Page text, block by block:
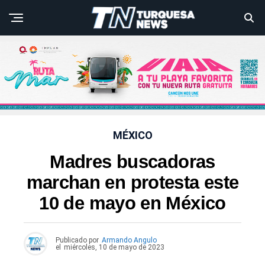
MÉXICO
Madres buscadoras
marchan en protesta este
10 de mayo en México
Publicado por Armando Angulo
el
miércoles, 10 de mayo de 2023